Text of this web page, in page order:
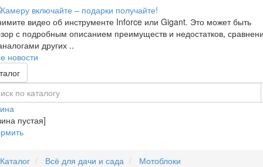
видео об инструменте Inforce или Gigant. Это может быть
с подробным описанием преимуществ и недостатков,
других ..
новости
пустая]
Каталог Всё для дачи и сада Мотоблоки